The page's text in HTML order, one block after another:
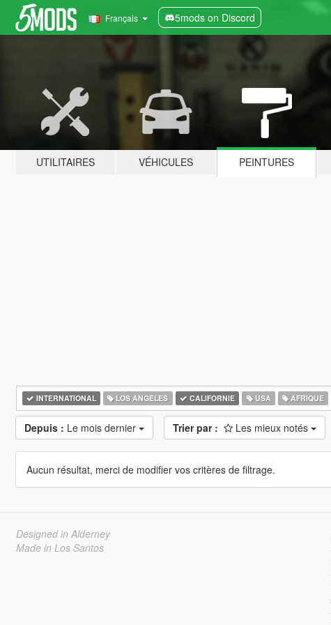
Français 5mods on Discord
UTILITAIRES VÉHICULES PEINTURES
INTERNATIONAL LOS ANGELES CALIFORNIE USA AFRIQUE
Depuis : Le mois dernier Trier par : Les mieux notés
Aucun résultat, merci de modifier vos critères de filtrage.
Designed in Alderney
Made in Los Santos